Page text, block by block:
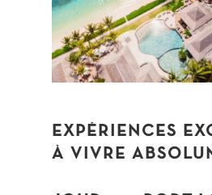
EXPÉRIENCES
À VIVRE